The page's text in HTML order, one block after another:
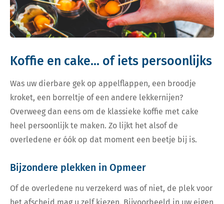
Koffie en cake... of iets persoonlijks
Was uw dierbare gek op appelflappen, een broodje
kroket, een borreltje of een andere lekkernijen?
Overweeg dan eens om de klassieke koffie met cake
heel persoonlijk te maken. Zo lijkt het alsof de
overledene er óók op dat moment een beetje bij is.
Bijzondere plekken in Opmeer
Of de overledene nu verzekerd was of niet, de plek voor